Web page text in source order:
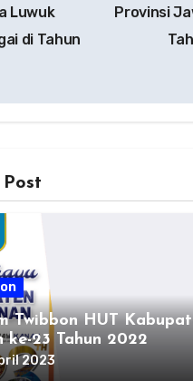
Luwuk
di Tahun
Provinsi
Post
Twibbon HUT
ke-23 Tahun 2022
2023